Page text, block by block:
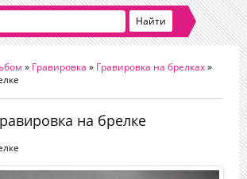
» Гравировка » Гравировка на брелках»
на брелке